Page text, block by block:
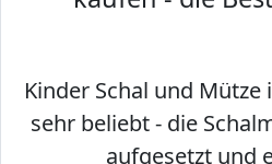
Kinder Schal und Mütze
sehr beliebt - die
aufgesetzt und